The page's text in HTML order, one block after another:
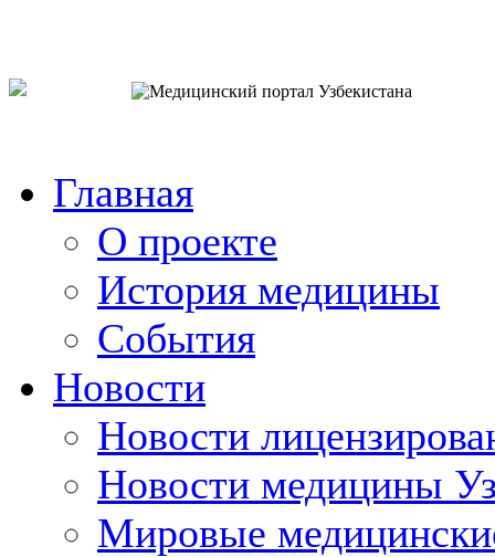
Главная
О проекте
История медицины
События
Новости
Новости
Новости медицины
Мировые